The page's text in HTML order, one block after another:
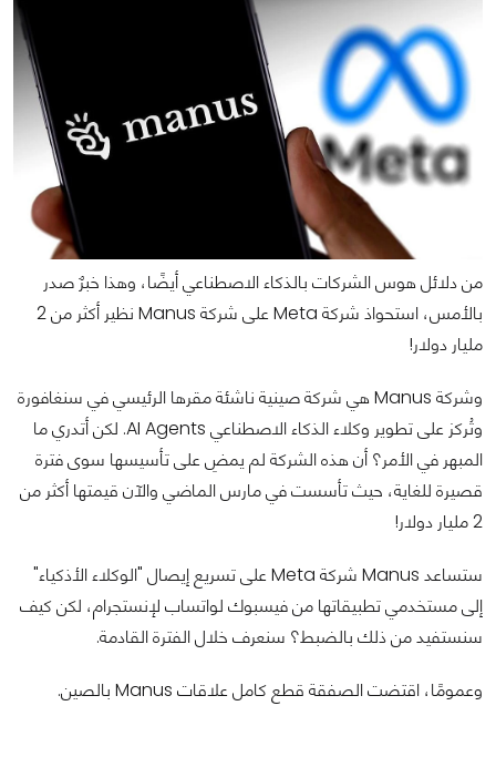
من دلائل هوس الشركات بالذكاء الاصطناعي أيضًا، وهذا خبرٌ صدر
بالأمس، استحواذ شركة Meta على شركة Manus نظير أكثر من 2
مليار دولار!
وشركة Manus هي شركة صينية ناشئة مقرها الرئيسي في سنغافورة
وتُركز على تطوير وكلاء الذكاء الاصطناعي AI Agents. لكن أتدري ما
المبهر في الأمر؟ أن هذه الشركة لم يمضِ على تأسيسها سوى فترة
قصيرة للغاية، حيث تأسست في مارس الماضي والآن قيمتها أكثر من
2 مليار دولار!
ستساعد Manus شركة Meta على تسريع إيصال "الوكلاء الأذكياء"
إلى مستخدمي تطبيقاتها من فيسبوك لواتساب لإنستجرام، لكن كيف
سنستفيد من ذلك بالضبط؟ سنعرف خلال الفترة القادمة.
وعمومًا، اقتضت الصفقة قطع كامل علاقات Manus بالصين.